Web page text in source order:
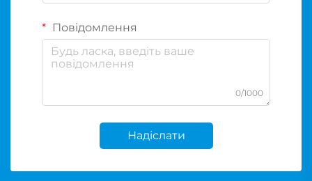
Повідомлення
0/1000
Надіслати